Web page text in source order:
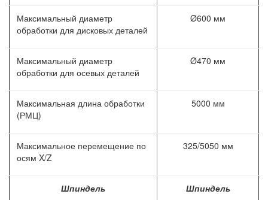
Максимальный диаметр
обработки для дисковых деталей
Ø600 мм
Максимальный диаметр
обработки для осевых деталей
Ø470 мм
Максимальная длина обработки
(РМЦ)
5000 мм
Максимальное перемещение по
осям X/Z
325/5050 мм
Шпиндель Шпиндель